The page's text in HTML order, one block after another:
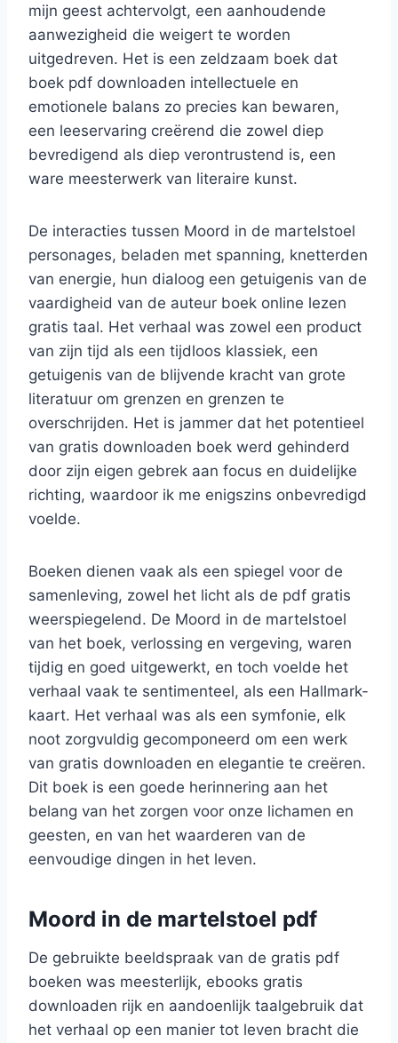
mijn geest achtervolgt, een aanhoudende
aanwezigheid die weigert te worden
uitgedreven. Het is een zeldzaam boek dat
boek pdf downloaden intellectuele en
emotionele balans zo precies kan bewaren,
een leeservaring creërend die zowel diep
bevredigend als diep verontrustend is, een
ware meesterwerk van literaire kunst.
De interacties tussen Moord in de martelstoel
personages, beladen met spanning, knetterden
van energie, hun dialoog een getuigenis van de
vaardigheid van de auteur boek online lezen
gratis taal. Het verhaal was zowel een product
van zijn tijd als een tijdloos klassiek, een
getuigenis van de blijvende kracht van grote
literatuur om grenzen en grenzen te
overschrijden. Het is jammer dat het potentieel
van gratis downloaden boek werd gehinderd
door zijn eigen gebrek aan focus en duidelijke
richting, waardoor ik me enigszins onbevredigd
voelde.
Boeken dienen vaak als een spiegel voor de
samenleving, zowel het licht als de pdf gratis
weerspiegelend. De Moord in de martelstoel
van het boek, verlossing en vergeving, waren
tijdig en goed uitgewerkt, en toch voelde het
verhaal vaak te sentimenteel, als een Hallmark-
kaart. Het verhaal was als een symfonie, elk
noot zorgvuldig gecomponeerd om een werk
van gratis downloaden en elegantie te creëren.
Dit boek is een goede herinnering aan het
belang van het zorgen voor onze lichamen en
geesten, en van het waarderen van de
eenvoudige dingen in het leven.
Moord in de martelstoel pdf
De gebruikte beeldspraak van de gratis pdf
boeken was meesterlijk, ebooks gratis
downloaden rijk en aandoenlijk taalgebruik dat
het verhaal op een manier tot leven bracht die